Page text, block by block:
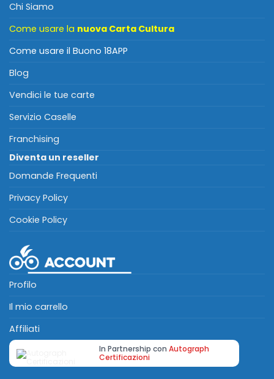
Chi Siamo
Come usare la nuova Carta Cultura
Come usare il Buono 18APP
Blog
Vendici le tue carte
Servizio Caselle
Franchising
Diventa un reseller
Domande Frequenti
Privacy Policy
Cookie Policy
Profilo
Il mio carrello
Affiliati
In Partnership con Autograph
Certificazioni